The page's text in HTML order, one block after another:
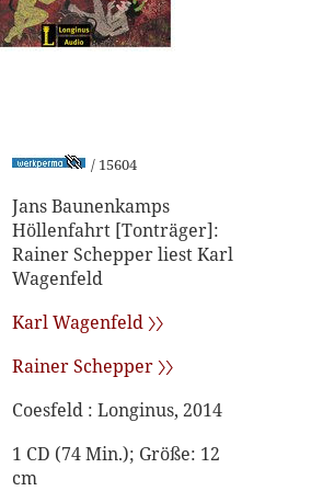
/ 15604
Jans Baunenkamps
Höllenfahrt [Tonträger]:
Rainer Schepper liest Karl
Wagenfeld
Karl Wagenfeld 〉〉
Rainer Schepper 〉〉
Coesfeld : Longinus, 2014
1 CD (74 Min.); Größe: 12
cm